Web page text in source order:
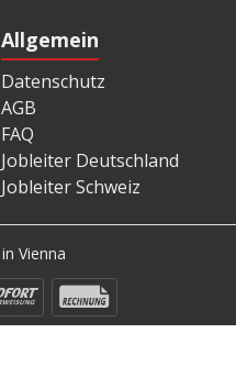
Allgemein
Datenschutz
AGB
FAQ
Jobleiter Deutschland
Jobleiter Schweiz
in Vienna